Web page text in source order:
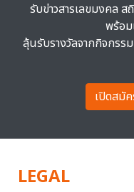
รับข่าวสารเลขมงคล ส
พร้อม
ลุ้นรับรางวัลจากกิจกรร
เปิดสมั
LEGAL